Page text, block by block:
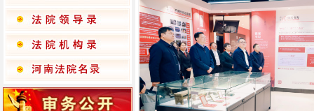
·（2026）豫1024执恢90号 潘俊
杰： 本院受理的中国农业银